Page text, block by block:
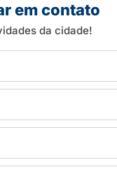
em contato
da cidade!